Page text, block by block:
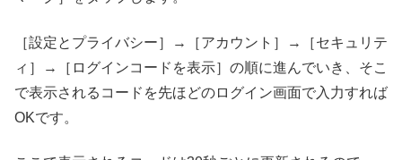
［設定とプライバシー］→［アカウント］→［セキュリテ
ィ］→［ログインコードを表示］の順に進んでいき、そこ
で表示されるコードを先ほどのログイン画面で入力すれば
OKです。